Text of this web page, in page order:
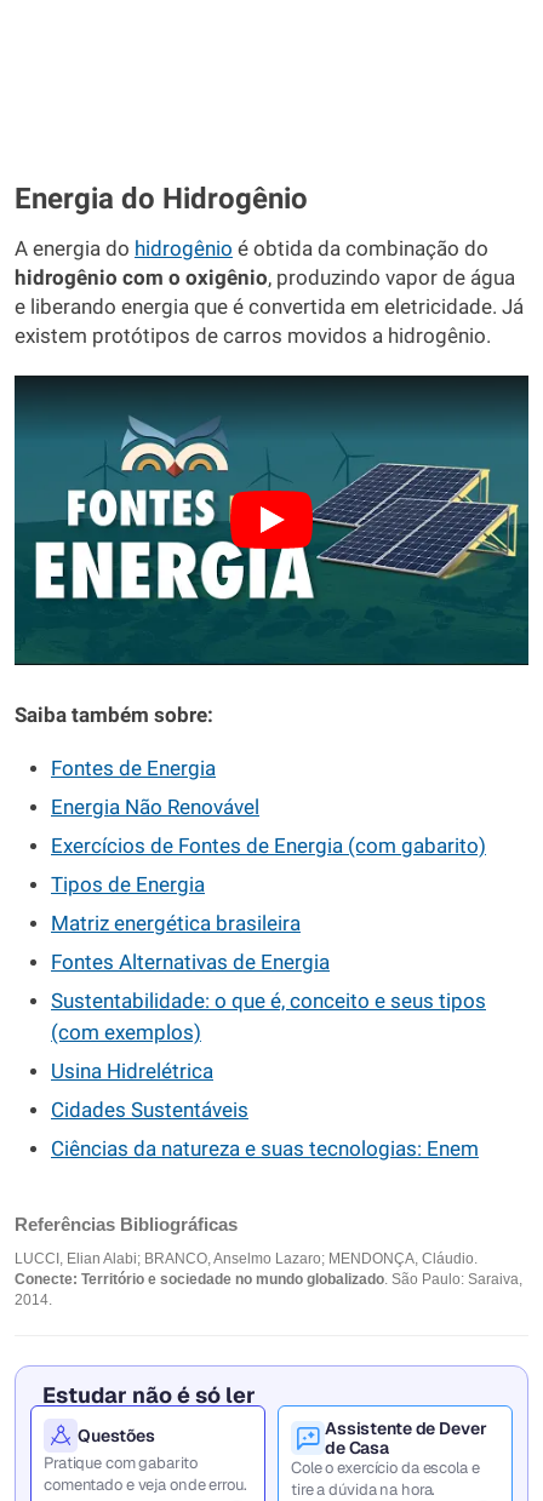
Energia do Hidrogênio
A energia do hidrogênio é obtida da combinação do
hidrogênio com o oxigênio, produzindo vapor de água
e liberando energia que é convertida em eletricidade. Já
existem protótipos de carros movidos a hidrogênio.
Saiba também sobre:
Fontes de Energia
Energia Não Renovável
Exercícios de Fontes de Energia (com gabarito)
Tipos de Energia
Matriz energética brasileira
Fontes Alternativas de Energia
Sustentabilidade: o que é, conceito e seus tipos
(com exemplos)
Usina Hidrelétrica
Cidades Sustentáveis
Ciências da natureza e suas tecnologias: Enem
Referências Bibliográficas
LUCCI, Elian Alabi; BRANCO, Anselmo Lazaro; MENDONÇA, Cláudio.
Conecte: Território e sociedade no mundo globalizado . São Paulo: Saraiva,
2014.
Estudar não é só ler
Questões
Pratique com gabarito
comentado e veja onde errou.
Assistente de Dever
de Casa
Cole o exercício da escola e
tire a dúvida na hora.